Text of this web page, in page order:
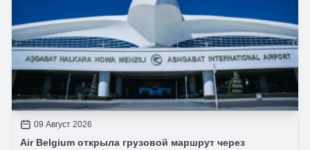
09 Август 2026
Air Belgium открыла грузовой маршрут через